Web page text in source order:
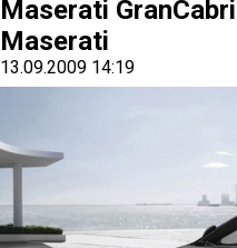
Maserati
Maserati
13.09.2009 14:19